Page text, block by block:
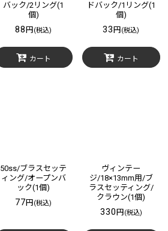
バック/2リング(1
個)
88円 (税込)
カート
ドバック/1リング(1
個)
33円 (税込)
カート
50ss/ブラスセッテ
ィング/オープンバ
ック(1個)
77円 (税込)
ヴィンテー
ジ/18×13mm用/ブ
ラスセッティング/
クラウン(1個)
330 円 (税込)